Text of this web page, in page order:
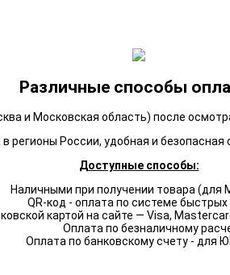
Различные способы
и Московская область) после
в регионы России, удобная и безопасная
Доступные способы:
Наличными при получении товара
QR-код - оплата по системе
картой на сайте — Visa,
Оплата по безналичному
Оплата по банковскому счету - для